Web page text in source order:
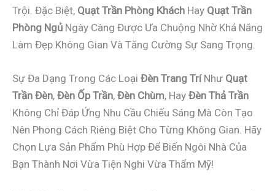
Trội. Đặc Biệt, Quạt Trần Phòng Khách Hay Quạt Trần
Phòng Ngủ Ngày Càng Được Ưa Chuộng Nhờ Khả Năng
Làm Đẹp Không Gian Và Tăng Cường Sự Sang Trọng.
Sự Đa Dạng Trong Các Loại Đèn Trang TríNhư Quạt
Trần Đèn, Đèn Ốp Trần, Đèn Chùm, Hay Đèn Thả Trần
Không Chỉ Đáp Ứng Nhu Cầu Chiếu Sáng Mà Còn Tạo
Nên Phong Cách Riêng Biệt Cho Từng Không Gian. Hãy
Chọn Lựa Sản Phẩm Phù Hợp Để Biến Ngôi Nhà Của
Bạn Thành Nơi Vừa Tiện Nghi Vừa Thẩm Mỹ!